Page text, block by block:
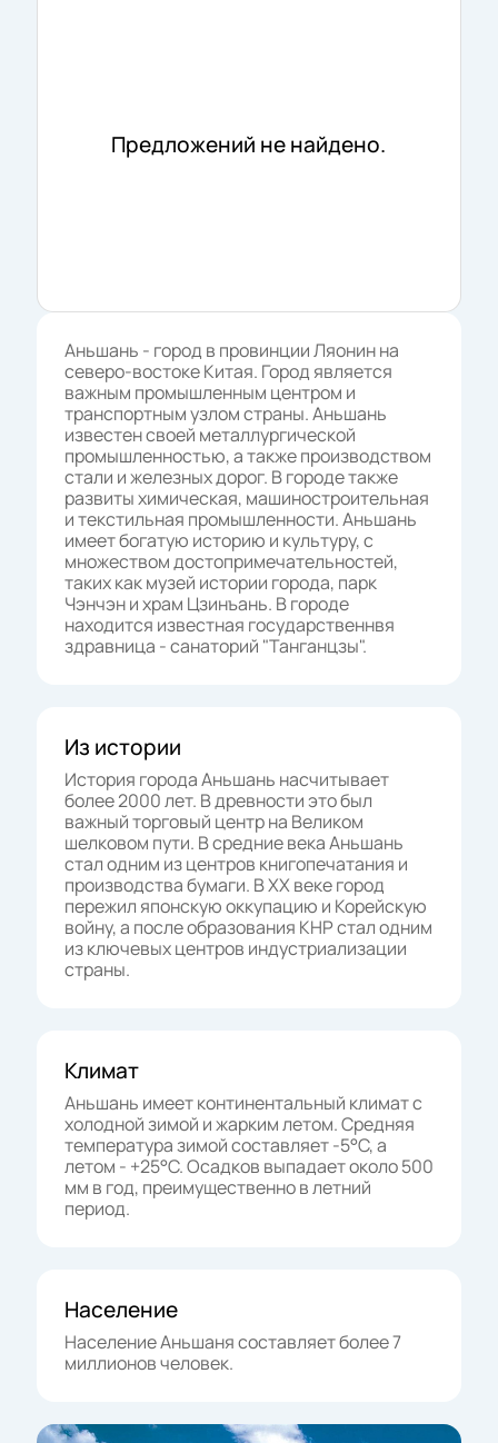
Предложений не найдено.
Аньшань - город в провинции Ляонин на
северо-востоке Китая. Город является
важным промышленным центром и
транспортным узлом страны. Аньшань
известен своей металлургической
промышленностью, а также производством
стали и железных дорог. В городе также
развиты химическая, машиностроительная
и текстильная промышленности. Аньшань
имеет богатую историю и культуру, с
множеством достопримечательностей,
таких как музей истории города, парк
Чэнчэн и храм Цзинъань. В городе
находится известная государственнвя
здравница - санаторий "Танганцзы".
Из истории
История города Аньшань насчитывает
более 2000 лет. В древности это был
важный торговый центр на Великом
шелковом пути. В средние века Аньшань
стал одним из центров книгопечатания и
производства бумаги. В XX веке город
пережил японскую оккупацию и Корейскую
войну, а после образования КНР стал одним
из ключевых центров индустриализации
страны.
Климат
Аньшань имеет континентальный климат с
холодной зимой и жарким летом. Средняя
температура зимой составляет -5°C, а
летом - +25°C. Осадков выпадает около 500
мм в год, преимущественно в летний
период.
Население
Население Аньшаня составляет более 7
миллионов человек.